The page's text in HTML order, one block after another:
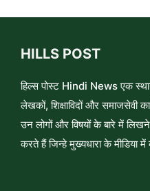
HILLS POST
हिल्स पोस्ट Hindi News एक
लेखकों, शिक्षाविदों और समाजसेवी
उन लोगों और विषयों के बारे में
करते हैं जिन्हे मुख्यधारा के मीडिया